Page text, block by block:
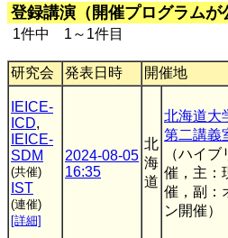
登録講演（開催プログラムが
1件中 1～1件目
研究会 発表日時 開催地
IEICE-
ICD,
IEICE-
SDM
(共催)
IST
(連催)
[詳細]
2024-08-05
16:35
北
海
道
北海道大
第二講義
（ハイ
催，主：
催，副：
ン開催）